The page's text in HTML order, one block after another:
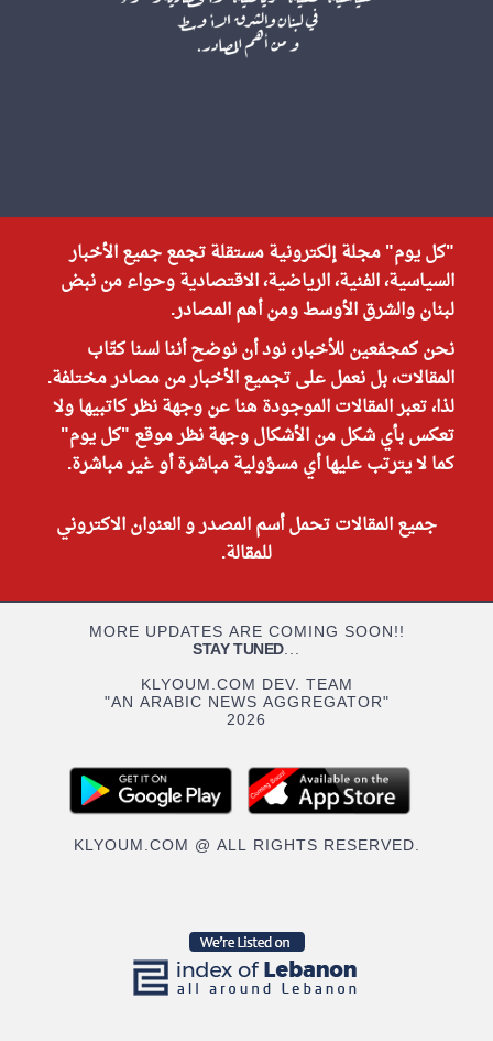
"كل يوم" مجلة إلكترونية مستقلة تجمع جميع الأخبار
السياسية، الفنية، الرياضية، الاقتصادية وحواء من نبض
لبنان والشرق الأوسط ومن أهم المصادر.
نحن كمجمّعين للأخبار، نود أن نوضح أننا لسنا كتّاب
المقالات، بل نعمل على تجميع الأخبار من مصادر مختلفة.
لذا، تعبر المقالات الموجودة هنا عن وجهة نظر كاتبيها ولا
تعكس بأي شكل من الأشكال وجهة نظر موقع "كل يوم"
كما لا يترتب عليها أي مسؤولية مباشرة أو غير مباشرة.
جميع المقالات تحمل أسم المصدر و العنوان الاكتروني
للمقالة.
MORE UPDATES ARE COMING SOON!!
STAY TUNED...
KLYOUM.COM DEV. TEAM
"AN ARABIC NEWS AGGREGATOR"
2026
KLYOUM.COM @ ALL RIGHTS RESERVED.